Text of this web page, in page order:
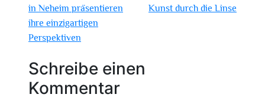
in Neheim präsentieren
ihre einzigartigen
Perspektiven
Kunst durch die Linse
Schreibe einen
Kommentar